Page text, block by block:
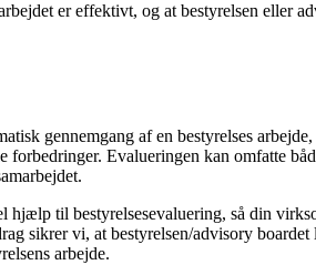
er effektivt, og at bestyrelsen eller
gennemgang af en bestyrelses
forbedringer. Evalueringen kan omfatte
til bestyrelsesevaluering, så din
sikrer vi, at bestyrelsen/advisory
arbejde.